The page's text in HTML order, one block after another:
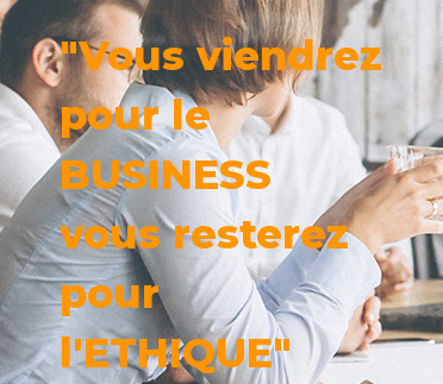
"Vous viendrez
pour le
BUSINESS
vous resterez
pour
l'ETHIQUE"